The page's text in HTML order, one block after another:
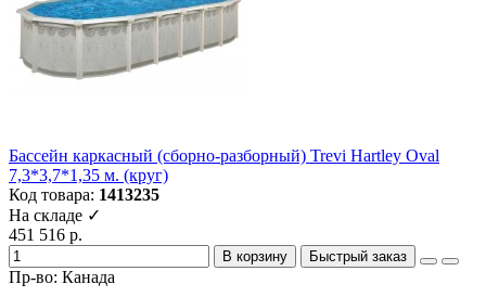
Бассейн каркасный (сборно-разборный) Trevi Hartley Oval
7,3*3,7*1,35 м. (круг)
Код товара: 1413235
На складе ✓
451 516 р.
В корзину Быстрый заказ
Пр-во: Канада